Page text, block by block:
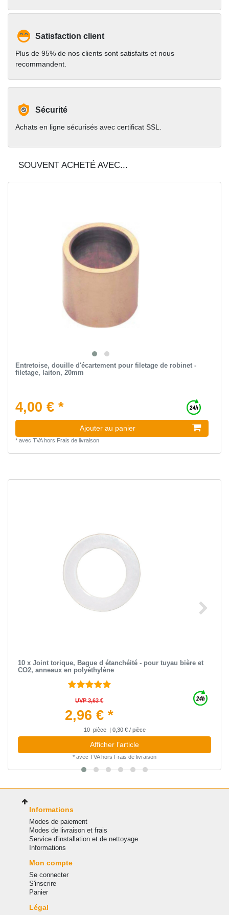
Satisfaction client
Plus de 95% de nos clients sont satisfaits et nous
recommandent.
Sécurité
Achats en ligne sécurisés avec certificat SSL.
SOUVENT ACHETÉ AVEC...
Entretoise, douille d'écartement pour filetage de robinet -
filetage, laiton, 20mm
4,00 € *
Ajouter au panier
* avec TVAhors Frais de livraison
10 x Joint torique, Bague d étanchéité - pour tuyau bière et
CO2, anneaux en polyéthylène
UVP 3,63 €
2,96 € *
10 pièce | 0,30 € / pièce
Afficher l’article
* avec TVAhors Frais de livraison
Informations
Modes de paiement
Modes de livraison et frais
Service d'installation et de nettoyage
Informations
Mon compte
Se connecter
S'inscrire
Panier
Légal